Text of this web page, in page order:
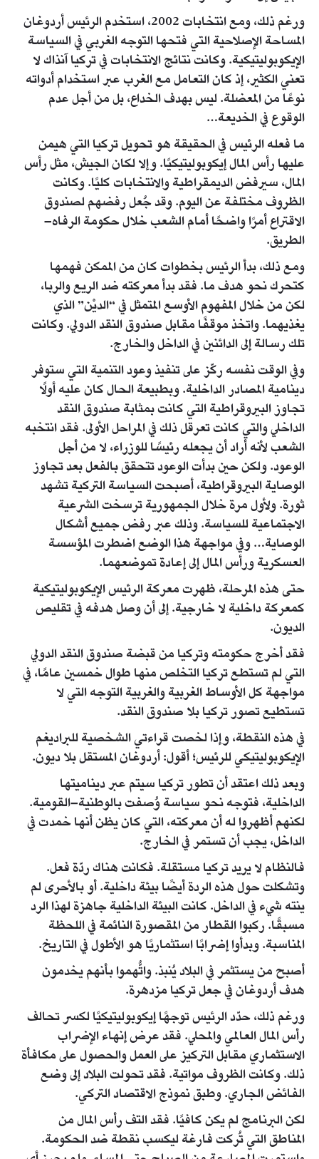
ورغم ذلك، ومع انتخابات 2002، استخدم الرئيس أردوغان
المساحة الإصلاحية التي فتحها التوجه الغربي في السياسة
الإيكوبوليتيكية. وكانت نتائج الانتخابات في تركيا آنذاك لا
تعني الكثير، إذ كان التعامل مع الغرب عبر استخدام أدواته
نوعًا من المعضلة. ليس بهدف الخداع، بل من أجل عدم
الوقوع في الخديعة…
ما فعله الرئيس في الحقيقة هو تحويل تركيا التي هيمن
عليها رأس المال إيكوبوليتيكيًا. وإلا لكان الجيش، مثل رأس
المال، سيرفض الديمقراطية والانتخابات كليًا. وكانت
الظروف مختلفة عن اليوم. وقد جُعل رفضهم لصندوق
الاقتراع أمرًا واضحًا أمام الشعب خلال حكومة الرفاه–
الطريق.
ومع ذلك، بدأ الرئيس بخطوات كان من الممكن فهمها
كتحرك نحو هدف ما. فقد بدأ معركته ضد الريع والربا،
لكن من خلال المفهوم الأوسع المتمثل في “الديْن” الذي
يغذيهما. واتخذ موقفًا مقابل صندوق النقد الدولي. وكانت
تلك رسالة إلى الدائنين في الداخل والخارج.
وفي الوقت نفسه ركّز على تنفيذ وعود التنمية التي ستوفر
دينامية المصادر الداخلية. وبطبيعة الحال كان عليه أولًا
تجاوز البيروقراطية التي كانت بمثابة صندوق النقد
الداخلي والتي كانت تعرقل ذلك في المراحل الأولى. فقد انتخبه
الشعب لأنه أراد أن يجعله رئيسًا للوزراء، لا من أجل
الوعود. ولكن حين بدأت الوعود تتحقق بالفعل بعد تجاوز
الوصاية البيروقراطية، أصبحت السياسة التركية تشهد
ثورة. ولأول مرة خلال الجمهورية ترسخت الشرعية
الاجتماعية للسياسة. وذلك عبر رفض جميع أشكال
الوصاية… وفي مواجهة هذا الوضع اضطرت المؤسسة
العسكرية ورأس المال إلى إعادة تموضعهما.
حتى هذه المرحلة، ظهرت معركة الرئيس الإيكوبوليتيكية
كمعركة داخلية لا خارجية. إلى أن وصل هدفه في تقليص
الديون.
فقد أخرج حكومته وتركيا من قبضة صندوق النقد الدولي
التي لم تستطع تركيا التخلص منها طوال خمسين عامًا، في
مواجهة كل الأوساط الغربية والغربية التوجه التي لا
تستطيع تصور تركيا بلا صندوق النقد.
في هذه النقطة، وإذا لخصت قراءتي الشخصية للبراديغم
الإيكوبوليتيكي للرئيس؛ أقول: أردوغان المستقل بلا ديون.
وبعد ذلك اعتقد أن تطور تركيا سيتم عبر ديناميتها
الداخلية، فتوجه نحو سياسة وُصفت بالوطنية–القومية.
لكنهم أظهروا له أن معركته، التي كان يظن أنها خمدت في
الداخل، يجب أن تستمر في الخارج.
فالنظام لا يريد تركيا مستقلة. فكانت هناك ردّة فعل.
وتشكلت حول هذه الردة أيضًا بيئة داخلية. أو بالأحرى لم
ينته شيء في الداخل. كانت البيئة الداخلية جاهزة لهذا الرد
مسبقًا. ركبوا القطار من المقصورة النائمة في اللحظة
المناسبة. وبدأوا إضرابًا استثماريًا هو الأطول في التاريخ.
أصبح من يستثمر في البلاد يُنبذ. واتُّهموا بأنهم يخدمون
هدف أردوغان في جعل تركيا مزدهرة.
ورغم ذلك، حدّد الرئيس توجهًا إيكوبوليتيكيًا لكسر تحالف
رأس المال العالمي والمحلي. فقد عرض إنهاء الإضراب
الاستثماري مقابل التركيز على العمل والحصول على مكافأة
ذلك. وكانت الظروف مواتية. فقد تحولت البلاد إلى وضع
الفائض الجاري. وطبق نموذج الاقتصاد التركي.
لكن البرنامج لم يكن كافيًا. فقد التف رأس المال من
المناطق التي تُركت فارغة ليكسب نقطة ضد الحكومة.